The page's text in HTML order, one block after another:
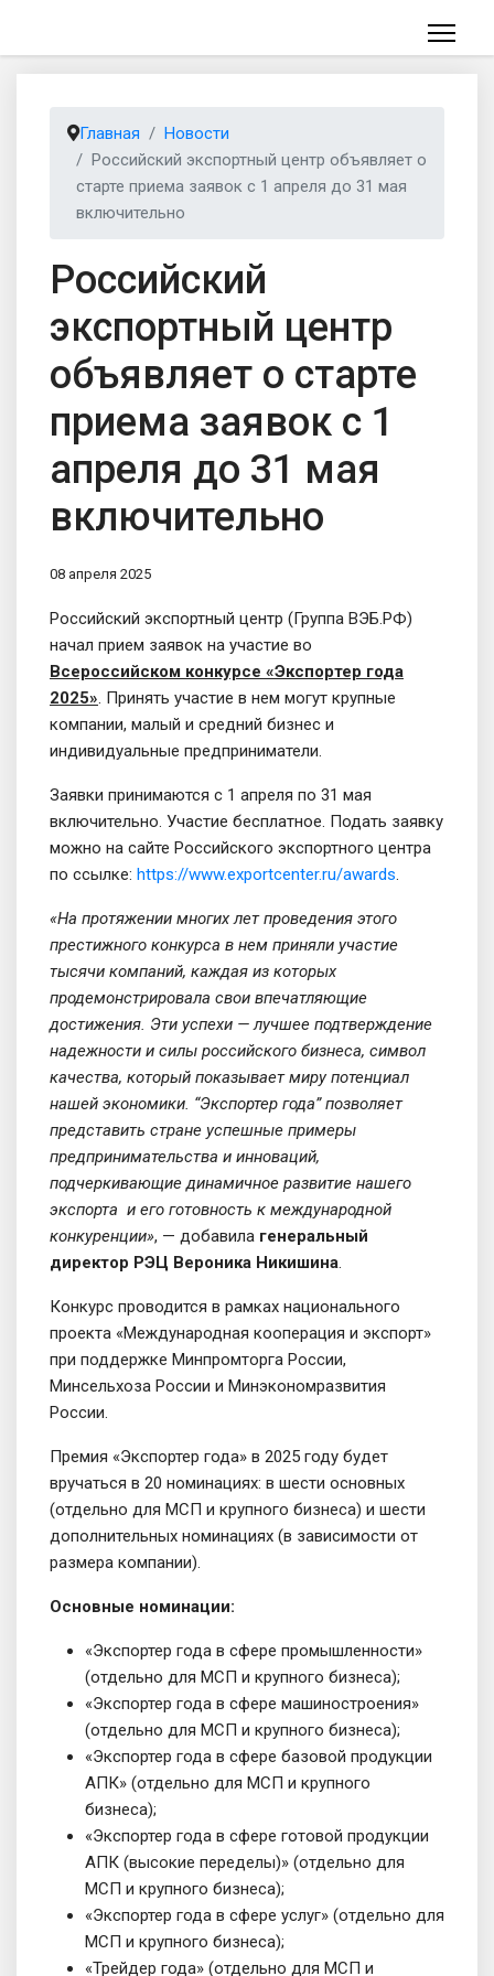
Главная
Новости
Российский экспортный центр объявляет о
старте приема заявок с 1 апреля до 31 мая
включительно
Российский
экспортный центр
объявляет о старте
приема заявок с 1
апреля до 31 мая
включительно
08 апреля 2025
Российский экспортный центр (Группа ВЭБ.РФ)
начал прием заявок на участие во
Всероссийском конкурсе «Экспортер года
2025». Принять участие в нем могут крупные
компании, малый и средний бизнес и
индивидуальные предприниматели.
Заявки принимаются с 1 апреля по 31 мая
включительно. Участие бесплатное. Подать заявку
можно на сайте Российского экспортного центра
по ссылке: https://www.exportcenter.ru/awards.
«На протяжении многих лет проведения этого
престижного конкурса в нем приняли участие
тысячи компаний, каждая из которых
продемонстрировала свои впечатляющие
достижения. Эти успехи — лучшее подтверждение
надежности и силы российского бизнеса, символ
качества, который показывает миру потенциал
нашей экономики. “Экспортер года” позволяет
представить стране успешные примеры
предпринимательства и инноваций,
подчеркивающие динамичное развитие нашего
экспорта и его готовность к международной
конкуренции», — добавила генеральный
директор РЭЦ Вероника Никишина.
Конкурс проводится в рамках национального
проекта «Международная кооперация и экспорт»
при поддержке Минпромторга России,
Минсельхоза России и Минэкономразвития
России.
Премия «Экспортер года» в 2025 году будет
вручаться в 20 номинациях: в шести основных
(отдельно для МСП и крупного бизнеса) и шести
дополнительных номинациях (в зависимости от
размера компании).
Основные номинации:
«Экспортер года в сфере промышленности»
(отдельно для МСП и крупного бизнеса);
«Экспортер года в сфере машиностроения»
(отдельно для МСП и крупного бизнеса);
«Экспортер года в сфере базовой продукции
АПК» (отдельно для МСП и крупного
бизнеса);
«Экспортер года в сфере готовой продукции
АПК (высокие переделы)» (отдельно для
МСП и крупного бизнеса);
«Экспортер года в сфере услуг» (отдельно для
МСП и крупного бизнеса);
«Трейдер года» (отдельно для МСП и